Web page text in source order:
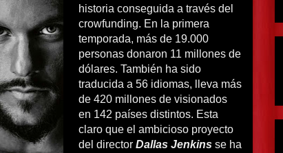
historia conseguida a través del
crowfunding. En la primera
temporada, más de 19.000
personas donaron 11 millones de
dólares. También ha sido
traducida a 56 idiomas, lleva más
de 420 millones de visionados
en 142 países distintos. Esta
claro que el ambicioso proyecto
del director Dallas Jenkins se ha